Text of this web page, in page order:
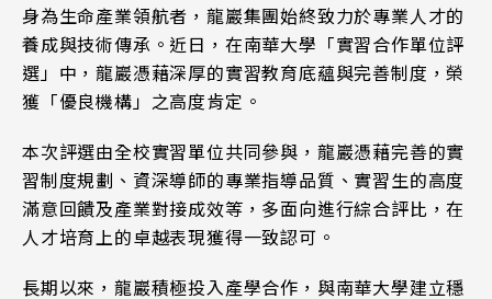
身為生命產業領航者，龍巖集團始終致力於專業人才的
養成與技術傳承。近日，在南華大學「實習合作單位評
選」中，龍巖憑藉深厚的實習教育底蘊與完善制度，榮
獲「優良機構」之高度肯定。
本次評選由全校實習單位共同參與，龍巖憑藉完善的實
習制度規劃、資深導師的專業指導品質、實習生的高度
滿意回饋及產業對接成效等，多面向進行綜合評比，在
人才培育上的卓越表現獲得一致認可。
長期以來，龍巖積極投入產學合作，與南華大學建立穩